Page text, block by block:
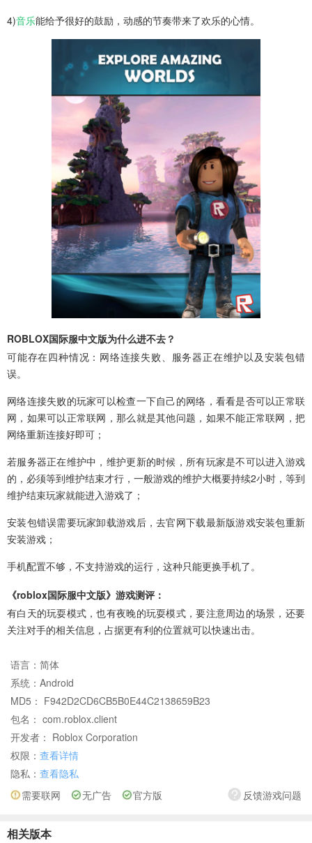
4)音乐能给予很好的鼓励，动感的节奏带来了欢乐的心情。
ROBLOX国际服中文版为什么进不去？
可能存在四种情况：网络连接失败、服务器正在维护以及安装包错
误。
网络连接失败的玩家可以检查一下自己的网络，看看是否可以正常联
网，如果可以正常联网，那么就是其他问题，如果不能正常联网，把
网络重新连接好即可；
若服务器正在维护中，维护更新的时候，所有玩家是不可以进入游戏
的，必须等到维护结束才行，一般游戏的维护大概要持续2小时，等到
维护结束玩家就能进入游戏了；
安装包错误需要玩家卸载游戏后，去官网下载最新版游戏安装包重新
安装游戏；
手机配置不够，不支持游戏的运行，这种只能更换手机了。
《roblox国际服中文版》游戏测评：
有白天的玩耍模式，也有夜晚的玩耍模式，要注意周边的场景，还要
关注对手的相关信息，占据更有利的位置就可以快速出击。
语言： 简体
系统： Android
MD5： F942D2CD6CB5B0E44C2138659B23
包名： com.roblox.client
开发者： Roblox Corporation
权限： 查看详情
隐私： 查看隐私
反馈游戏问题
需要联网 无广告 官方版
相关版本